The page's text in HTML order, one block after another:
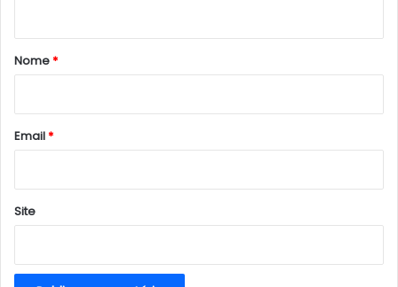
r
*
Nome*
Email*
Site